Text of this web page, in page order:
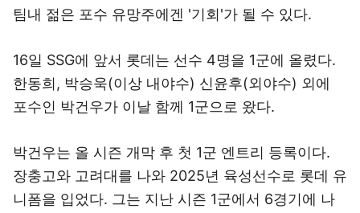
팀내 젊은 포수 유망주에겐 '기회'가 될 수 있다.
16일 SSG에 앞서 롯데는 선수 4명을 1군에 올렸다.
한동희, 박승욱(이상 내야수) 신윤후(외야수) 외에
포수인 박건우가 이날 함께 1군으로 왔다.
박건우는 올 시즌 개막 후 첫 1군 엔트리 등록이다.
장충고와 고려대를 나와 2025년 육성선수로 롯데 유
니폼을 입었다. 그는 지난 시즌 1군에서 6경기에 나